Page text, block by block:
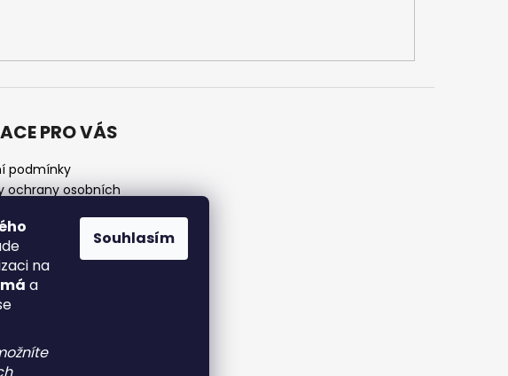
na
a
Souhlasím
PRO VÁS
podmínky
ochrany osobních
platba
a vrácení zboží